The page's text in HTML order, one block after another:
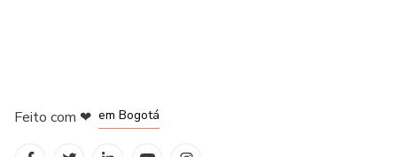
Feito com ❤ em Bogotá